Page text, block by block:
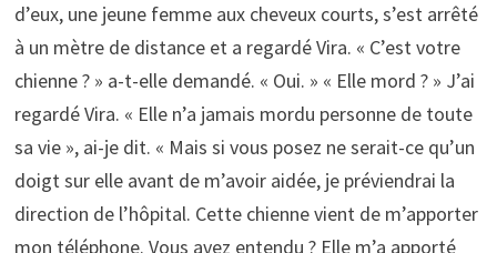
d’eux, une jeune femme aux cheveux courts, s’est arrêté
à un mètre de distance et a regardé Vira. « C’est votre
chienne ? » a-t-elle demandé. « Oui. » « Elle mord ? » J’ai
regardé Vira. « Elle n’a jamais mordu personne de toute
sa vie », ai-je dit. « Mais si vous posez ne serait-ce qu’un
doigt sur elle avant de m’avoir aidée, je préviendrai la
direction de l’hôpital. Cette chienne vient de m’apporter
mon téléphone. Vous avez entendu ? Elle m’a apporté